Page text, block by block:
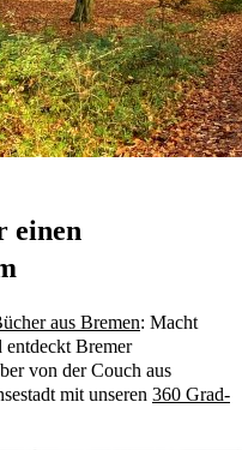
einen
aus Bremen: Macht
entdeckt Bremer
von der Couch aus
mit unseren 360 Grad-